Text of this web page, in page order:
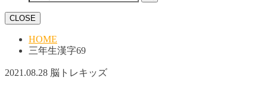
CLOSE
HOME
三年生漢字69
2021.08.28 脳トレキッズ